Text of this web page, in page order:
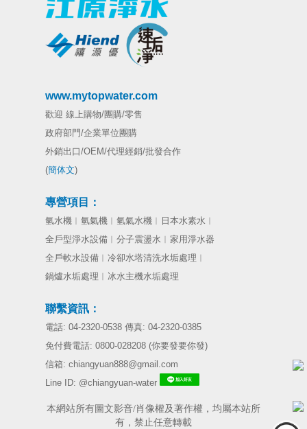
www.mytopwater.com
歡迎 線上購物/團購/零售
政府部門/企業單位團購
外銷出口/OEM/代理經銷/批發合作
(簡体文)
專營項目：
氫水機︱ 氫氣機︱ 氫氣水機︱日本水素水︱
全戶型淨水設備︱分子震盪水︱家用淨水器
全戶軟水設備︱冷卻水塔清洗水垢處理︱
鍋爐水垢處理︱冰水主機水垢處理
聯繫資訊：
電話: 04-2320-0538 傳真: 04-2320-0385
免付費電話: 0800-028208 (你要發要你發)
信箱: chiangyuan888@gmail.com
Line ID: @chiangyuan-water
本網站所有圖文影音/肖像權及著作權，均屬本站所
有，禁止任意轉載